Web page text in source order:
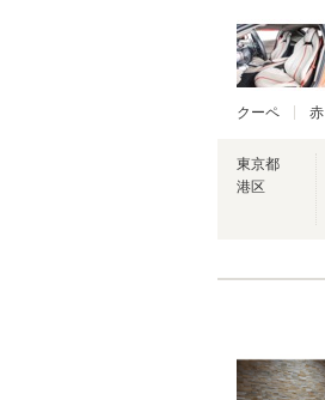
クーペ 赤
東京都
港区